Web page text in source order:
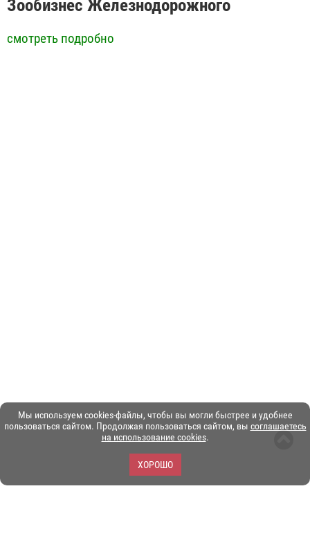
Мы используем cookies-файлы, чтобы вы могли быстрее и удобнее
пользоваться сайтом. Продолжая пользоваться сайтом, вы соглашаетесь
на использование cookies.
ХОРОШО
Зообизнес Железнодорожного
смотреть подробно